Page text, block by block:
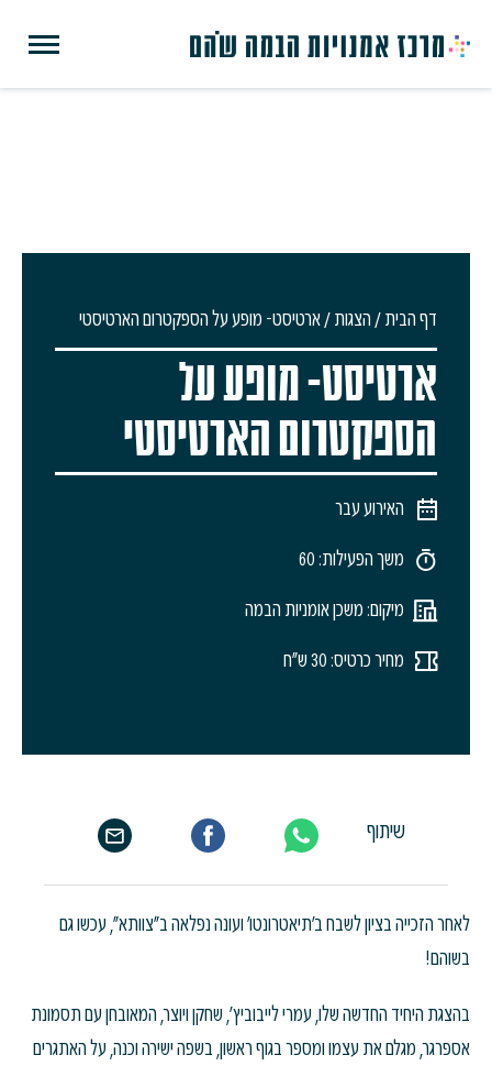
דף הבית/הצגות/ארטיסט- מופע על הספקטרום הארטיסטי
ארטיסט- מופע על
הספקטרום הארטיסטי
האירוע עבר
משך הפעילות: 60
מיקום: משכן אומניות הבמה
מחיר כרטיס: 30 ש"ח
שיתוף
לאחר הזכייה בציון לשבח ב'תיאטרונטו' ועונה נפלאה ב"צוותא", עכשו גם
בשוהם!
בהצגת היחיד החדשה שלו, עמרי לייבוביץ', שחקן ויוצר, המאובחן עם תסמונת
אספרגר, מגלם את עצמו ומספר בגוף ראשון, בשפה ישירה וכנה, על האתגרים